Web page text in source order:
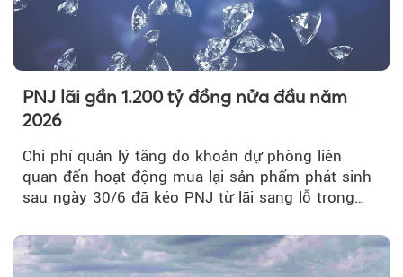
PNJ lãi gần 1.200 tỷ đồng nửa đầu năm
2026
Chi phí quản lý tăng do khoản dự phòng liên
quan đến hoạt động mua lại sản phẩm phát sinh
sau ngày 30/6 đã kéo PNJ từ lãi sang lỗ trong